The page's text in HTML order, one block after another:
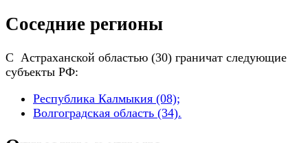
Соседние регионы
С Астраханской областью (30) граничат следующие
субъекты РФ:
Республика Калмыкия (08);
Волгоградская область (34).